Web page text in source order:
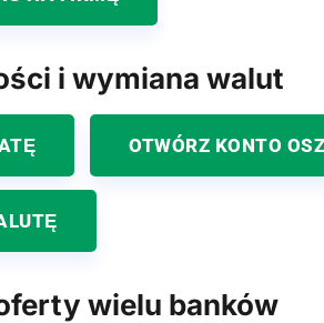
i wymiana walut
OTWÓRZ KONTO
wielu banków